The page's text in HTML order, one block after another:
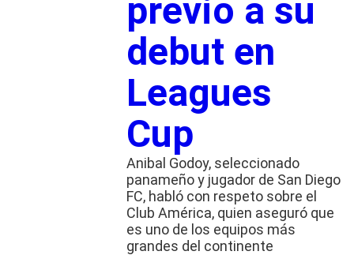
previo a su
debut en
Leagues
Cup
Anibal Godoy, seleccionado
panameño y jugador de San Diego
FC, habló con respeto sobre el
Club América, quien aseguró que
es uno de los equipos más
grandes del continente